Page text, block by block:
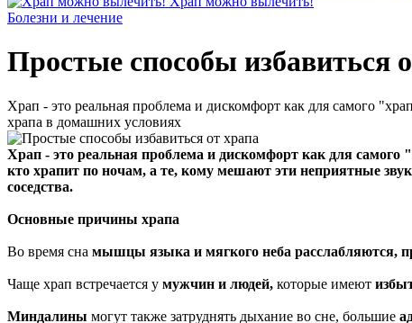
Болезни и лечение
Простые способы избавиться
Храп - это реальная проблема и дискомфорт как для самого
храпа в домашних условиях
Храп - это реальная проблема и дискомфорт как для
кто храпит по ночам, а те, кому мешают эти неприятные
соседства.
Основные причины храпа
Во время сна мышцы языка и мягкого неба расслабляются,
Чаще храп встречается у мужчин и людей, которые имеют
Миндалины могут также затруднять дыхание во сне, большие